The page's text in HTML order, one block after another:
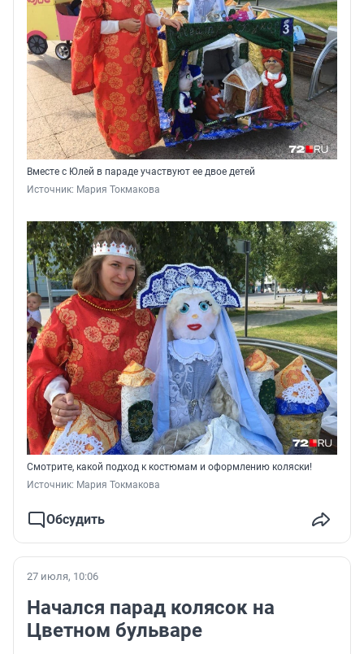
Вместе с Юлей в параде участвуют ее двое детей
Источник: Мария Токмакова
Смотрите, какой подход к костюмам и оформлению коляски!
Источник: Мария Токмакова
Обсудить
27 июля, 10:06
Начался парад колясок на
Цветном бульваре